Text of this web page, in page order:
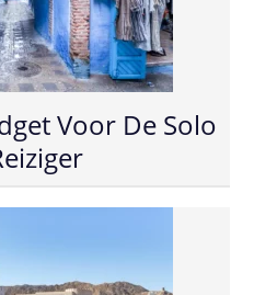
Voor De Solo